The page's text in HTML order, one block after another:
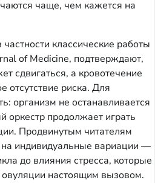
чаще, чем кажется на
классические работы
of Medicine, подтверждают,
сдвигаться, а кровотечение
отсутствие риска. Для
организм не останавливается
оркестр продолжает играть
Продвинутым читателям
на индивидуальные вариации —
до влияния стресса, которые
настоящим вызовом.